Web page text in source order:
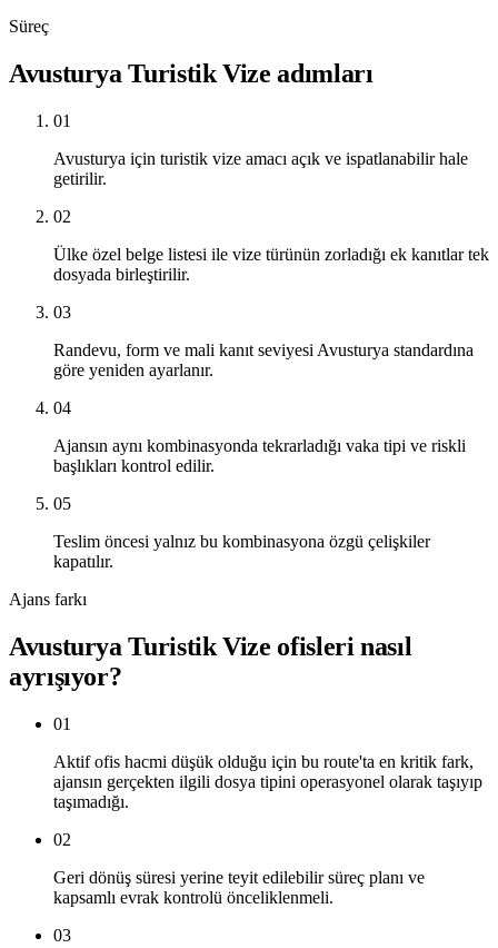
Süreç
Avusturya Turistik Vize adımları
01
Avusturya için turistik vize amacı açık ve ispatlanabilir hale
getirilir.
02
Ülke özel belge listesi ile vize türünün zorladığı ek kanıtlar tek
dosyada birleştirilir.
03
Randevu, form ve mali kanıt seviyesi Avusturya standardına
göre yeniden ayarlanır.
04
Ajansın aynı kombinasyonda tekrarladığı vaka tipi ve riskli
başlıkları kontrol edilir.
05
Teslim öncesi yalnız bu kombinasyona özgü çelişkiler
kapatılır.
Ajans farkı
Avusturya Turistik Vize ofisleri nasıl
ayrışıyor?
01
Aktif ofis hacmi düşük olduğu için bu route'ta en kritik fark,
ajansın gerçekten ilgili dosya tipini operasyonel olarak taşıyıp
taşımadığı.
02
Geri dönüş süresi yerine teyit edilebilir süreç planı ve
kapsamlı evrak kontrolü önceliklenmeli.
03